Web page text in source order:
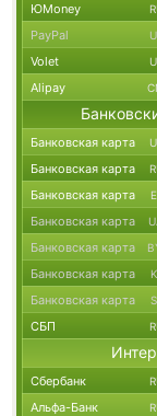
ЮMoney
PayPal
Volet
Alipay
Банковская карта
Банковская карта
Банковская карта
Банковская карта
Банковская карта
Банковская карта
Банковская карта
СБП
Сбербанк
Альфа-Банк